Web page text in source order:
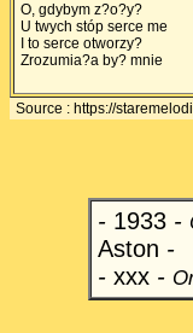
O, gdybym z?o?y?
U twych stóp serce me
I to serce otworzy?
Zrozumia?a by? mnie
Source : https://
- 1933 -
Aston -
- xxx -